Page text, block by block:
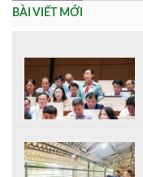
BÀI VIẾT MỚI